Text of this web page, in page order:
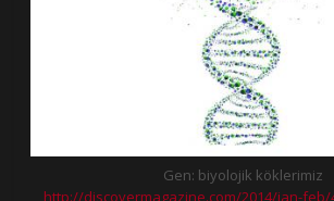
Gen: biyolojik köklerimiz
http://discovermagazine.com/2014/jan-feb/